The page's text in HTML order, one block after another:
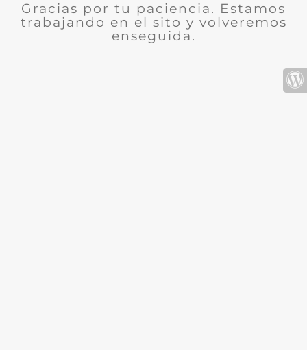
Gracias por tu paciencia. Estamos
trabajando en el sito y volveremos
enseguida.